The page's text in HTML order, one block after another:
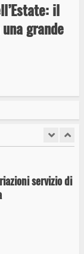
il
grande
di Atletica a
giovani per
servizio di